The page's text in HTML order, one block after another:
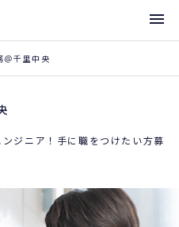
メニ
＠千里中央
ジニア！手に職をつけたい方募